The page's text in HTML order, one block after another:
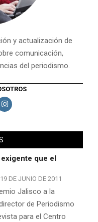
y actualización de
comunicación,
del periodismo.
que el
19 DE JUNIO DE 2011
Jalisco a la
de Periodismo
para el Centro